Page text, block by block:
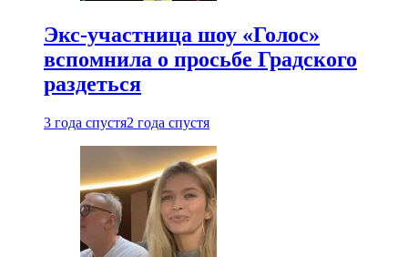
Экс-участница шоу «Голос»
вспомнила о просьбе Градского
раздеться
3 года спустя2 года спустя